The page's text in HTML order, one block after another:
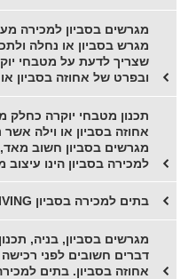
מגרשים בסביון למכירה
מגרש בסביון או נחלה
שצריך לדעת על מטבחי
ובפרט של אחוזה בסביון או
תכנון מטבחי יוקרה כחלק
אחוזה בסביון או וילה
מגרשים בסביון חשוב
למכירה בסביון הינו עיצוב
בתים למכירה בסביון LUXURY LIVING
מגרשים בסביון, בניה,
דברים חשובים לפני
אחוזה בסביון. בתים